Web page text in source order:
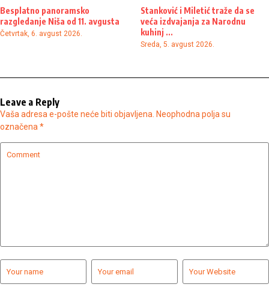
Besplatno panoramsko
razgledanje Niša od 11. avgusta
Četvrtak, 6. avgust 2026.
Stanković i Miletić traže da se
veća izdvajanja za Narodnu
kuhinj ...
Sreda, 5. avgust 2026.
Leave a Reply
Vaša adresa e-pošte neće biti objavljena. Neophodna polja su
označena *